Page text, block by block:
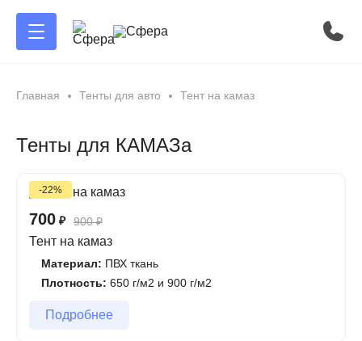
Главная Тенты для авто Тент на камаз
Тенты для КАМАЗа
-22%
700 ₽ 900₽
Тент на камаз
Материал: ПВХ ткань
Плотность: 650 г/м2 и 900 г/м2
Подробнее